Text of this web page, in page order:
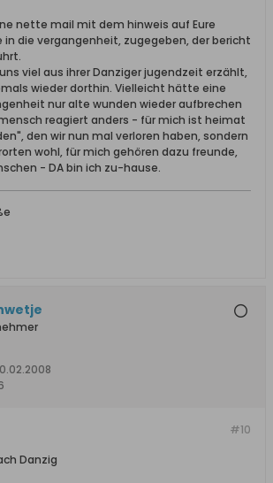
nette mail mit dem hinweis auf Eure
die vergangenheit, zugegeben, der bericht
viel aus ihrer Danziger jugendzeit erzählt,
wieder dorthin. Vielleicht hätte eine
nur alte wunden wieder aufbrechen
reagiert anders - für mich ist heimat
den wir nun mal verloren haben, sondern
wohl, für mich gehören dazu freunde,
- DA bin ich zu-hause.
#10
Danzig